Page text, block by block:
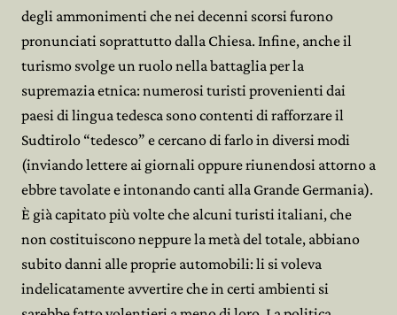
degli ammonimenti che nei decenni scorsi furono
pronunciati soprattutto dalla Chiesa. Infine, anche il
turismo svolge un ruolo nella battaglia per la
supremazia etnica: numerosi turisti provenienti dai
paesi di lingua tedesca sono contenti di rafforzare il
Sudtirolo “tedesco” e cercano di farlo in diversi modi
(inviando lettere ai giornali oppure riunendosi attorno a
ebbre tavolate e intonando canti alla Grande Germania).
È già capitato più volte che alcuni turisti italiani, che
non costituiscono neppure la metà del totale, abbiano
subito danni alle proprie automobili: li si voleva
indelicatamente avvertire che in certi ambienti si